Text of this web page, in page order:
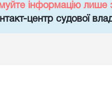
інформацію лише
центр судової